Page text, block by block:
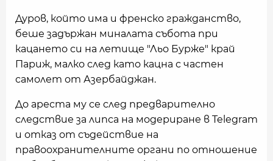
Дуров, който има и френско гражданство,
беше задържан миналата събота при
кацането си на летище "Льо Бурже" край
Париж, малко след като кацна с частен
самолет от Азербайджан.
До ареста му се след предварително
следствие за липса на модериране в Telegram
и отказ от съдействие на
правоохранителните органи по отношение